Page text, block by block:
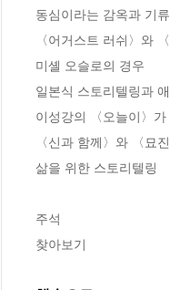
동심이라는 감옥과 기
〈어거스트 러쉬〉와
미셸 오슬로의 경우
일본식 스토리텔링과
이성강의 〈오늘이〉
〈신과 함께〉와 〈묘
삶을 위한 스토리텔링
주석
찾아보기